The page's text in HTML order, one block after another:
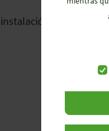
basados en